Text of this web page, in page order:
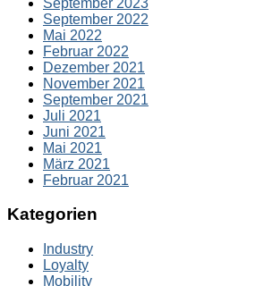
September 2022
Mai 2022
Februar 2022
Dezember 2021
November 2021
September 2021
Juli 2021
Juni 2021
Mai 2021
März 2021
Februar 2021
Kategorien
Industry
Loyalty
Mobility